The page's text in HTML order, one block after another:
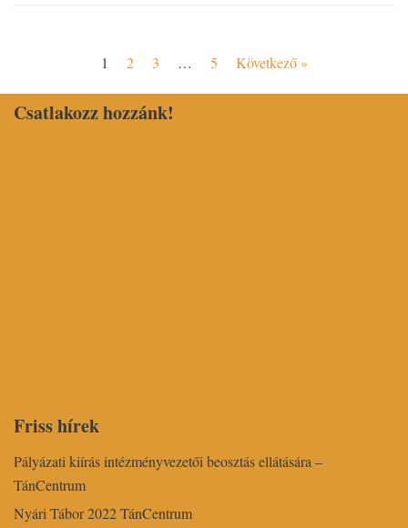
1 2 3 … 5 Következő »
Csatlakozz hozzánk!
Friss hírek
Pályázati kiírás intézményvezetői beosztás ellátására –
TánCentrum
Nyári Tábor 2022 TánCentrum